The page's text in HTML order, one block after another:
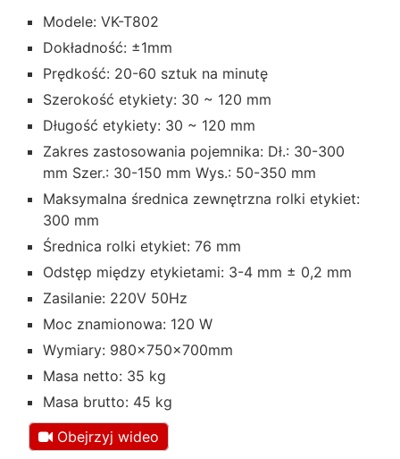
Modele: VK-T802
Dokładność: ±1mm
Prędkość: 20-60 sztuk na minutę
Szerokość etykiety: 30 ~ 120 mm
Długość etykiety: 30 ~ 120 mm
Zakres zastosowania pojemnika: Dł.: 30-300
mm Szer.: 30-150 mm Wys.: 50-350 mm
Maksymalna średnica zewnętrzna rolki etykiet:
300 mm
Średnica rolki etykiet: 76 mm
Odstęp między etykietami: 3-4 mm ± 0,2 mm
Zasilanie: 220V 50Hz
Moc znamionowa: 120 W
Wymiary: 980×750×700mm
Masa netto: 35 kg
Masa brutto: 45 kg
Obejrzyj wideo